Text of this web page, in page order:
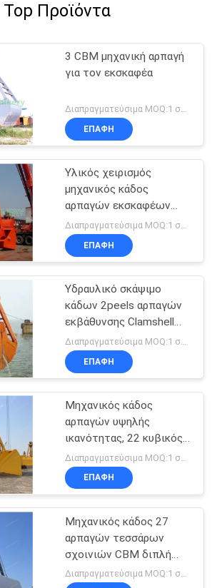
Top Προϊόντα
3 CBM μηχανική αρπαγή
για τον εκσκαφέα
Διαπραγματεύσιμα MOQ:1 σύνολο
ΕΠΑΦΉ
Υλικός χειρισμός
μηχανικός κάδος
αρπαγών εκσκαφέων
Clamshell 2 σχοινιών
ΕΠΑΦΉ
Υδραυλικό σκάψιμο
κάδων 2peels αρπαγών
εκβάθυνσης Clamshell
μηχανικό
ΕΠΑΦΉ
Μηχανικός κάδος
αρπαγών υψηλής
ικανότητας, 22 κυβικός
μετρητής τέσσερις
αρπαγή σχοινιών
ΕΠΑΦΉ
Μηχανικός κάδος 27
αρπαγών τεσσάρων
σχοινιών CBM διπλή
αρπαγή Clamshell νυχιώνΔιαπραγματεύσιμα MOQ:1 σύνολο